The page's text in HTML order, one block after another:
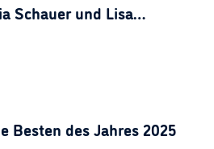
Schauer und Lisa
Besten des Jahres 2025